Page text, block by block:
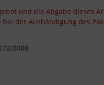
und die Abgabe dieses
der Aushändigung des
2008